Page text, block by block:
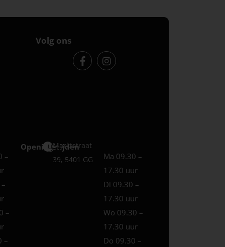
Volg ons
–
–
–
Openingstijden
Uden
Marktstraat
39, 5401 GG
Ma 09.30 –
17.30 uur
Di 09.30 –
17.30 uur
Wo 09.30 –
17.30 uur
Do 09.30 –